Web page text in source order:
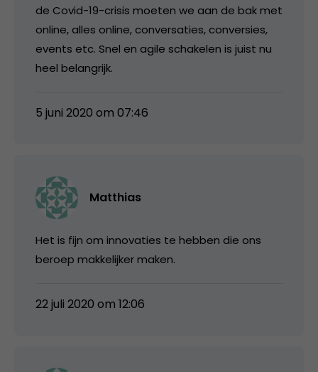
de Covid-19-crisis moeten we aan de bak met
online, alles online, conversaties, conversies,
events etc. Snel en agile schakelen is juist nu
heel belangrijk.
5 juni 2020 om 07:46
Matthias
Het is fijn om innovaties te hebben die ons
beroep makkelijker maken.
22 juli 2020 om 12:06